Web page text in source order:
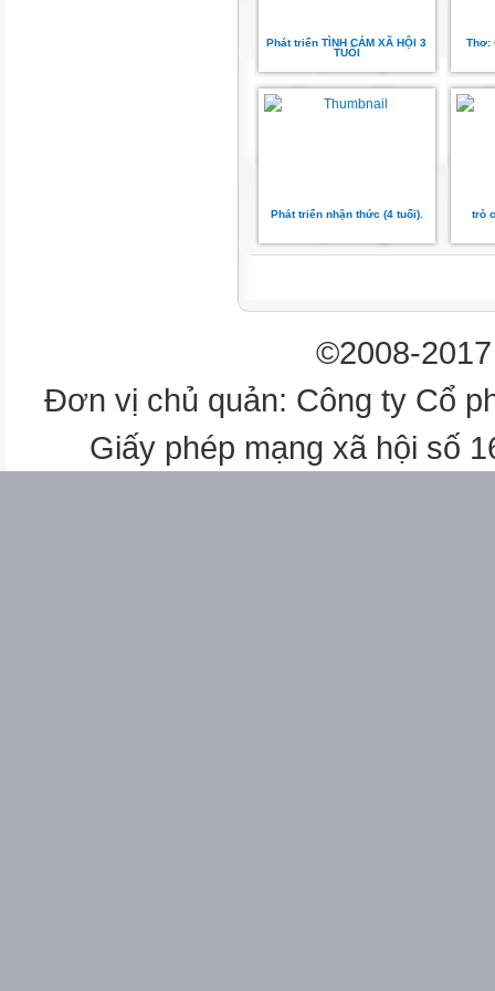
Phát triển TÌNH CẢM XÃ HỘI 3
TUỔI
Thơ:
Phát triển nhận thức (4 tuổi). trò
©2008-
Đơn vị chủ quản: Công ty Cổ
Giấy phép mạng xã hội số